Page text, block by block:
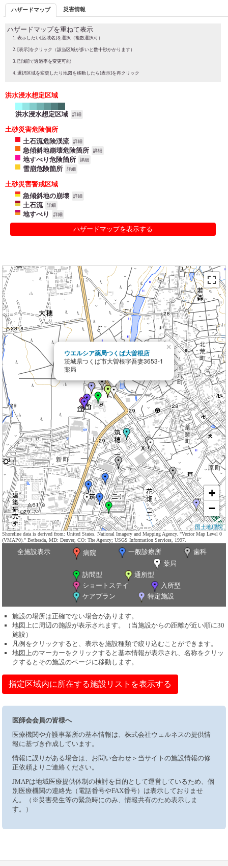
ハザードマップ 災害情報
ハザードマップを重ねて表示
表示したい[区域名]を選択（複数選択可）
[表示]をクリック（該当区域が多いと数十秒かかります）
[詳細]で透過率を変更可能
選択区域を変更したり地図を移動したら[表示]を再クリック
洪水浸水想定区域
洪水浸水想定区域 詳細
土砂災害危険個所
土石流危険渓流
詳細
急傾斜地崩壊危険箇所 詳細
地すべり危険箇所 詳細
雪崩危険箇所 詳細
土砂災害警戒区域
急傾斜地の崩壊
詳細
土石流 詳細
地すべり 詳細
ハザードマップを表示する
ウエルシア薬局つくば大曽根店
茨城県つくば市大曽根字吾妻3653-1
薬局
×
+
−
国土地理院
Shoreline data is derived from: United States. National Imagery and Mapping Agency. "Vector Map Level 0
(VMAP0)." Bethesda, MD: Denver, CO: The Agency; USGS Information Services, 1997.
全施設表示 病院 一般診療所
歯科
薬局
訪問型
通所型
ショートステイ
入所型
ケアプラン
特定施設
施設の場所は正確でない場合があります。
地図上に周辺の施設が表示されます。（当施設からの距離が近い順に30
施設）
凡例をクリックすると、表示を施設種類で絞り込むことができます。
地図上のマーカーをクリックすると基本情報が表示され、名称をクリッ
クするとその施設のページに移動します。
指定区域内に所在する施設リストを表示する
医師会会員の皆様へ
医療機関や介護事業所の基本情報は、株式会社ウェルネスの提供情
報に基づき作成しています。
情報に誤りがある場合は、お問い合わせ＞当サイトの施設情報の修
正依頼よりご連絡ください。
JMAPは地域医療提供体制の検討を目的として運営しているため、個
別医療機関の連絡先（電話番号やFAX番号）は表示しておりませ
ん。（※災害発生等の緊急時にのみ、情報共有のため表示しま
す。）